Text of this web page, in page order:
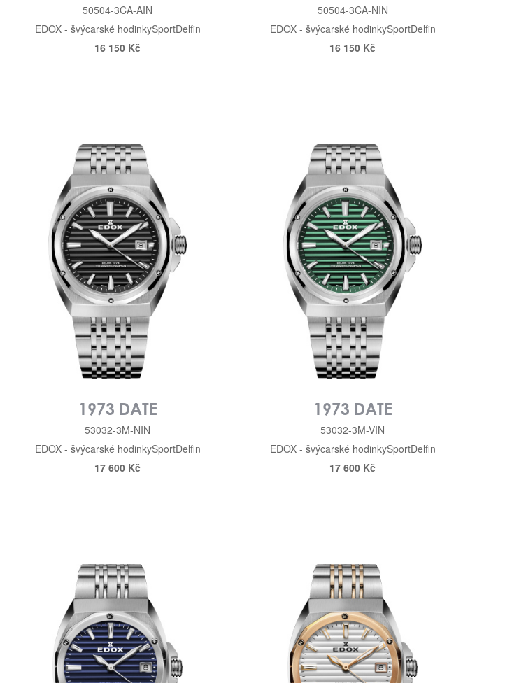
50504-3CA-AIN
EDOX - švýcarské hodinkySportDelfin
16 150 Kč
50504-3CA-NIN
EDOX - švýcarské hodinkySportDelfin
16 150 Kč
1973 DATE
53032-3M-NIN
EDOX - švýcarské hodinkySportDelfin
17 600 Kč
1973 DATE
53032-3M-VIN
EDOX - švýcarské hodinkySportDelfin
17 600 Kč